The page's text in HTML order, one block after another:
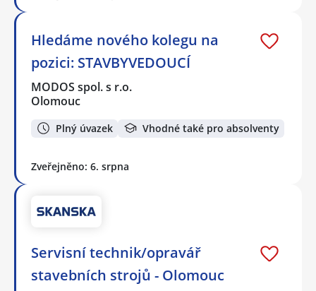
Hledáme nového kolegu na
pozici: STAVBYVEDOUCÍ
MODOS spol. s r.o.
Olomouc
Plný úvazek Vhodné také pro absolventy
Zveřejněno: 6. srpna
Servisní technik/opravář
stavebních strojů - Olomouc